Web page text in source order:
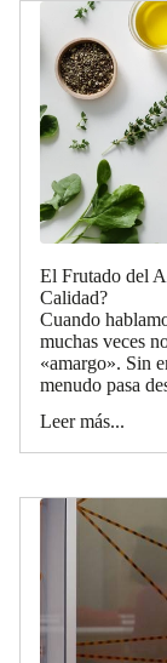
El Frutado del
Calidad?
Cuando
muchas veces
«amargo». Sin
menudo pasa
Leer más...